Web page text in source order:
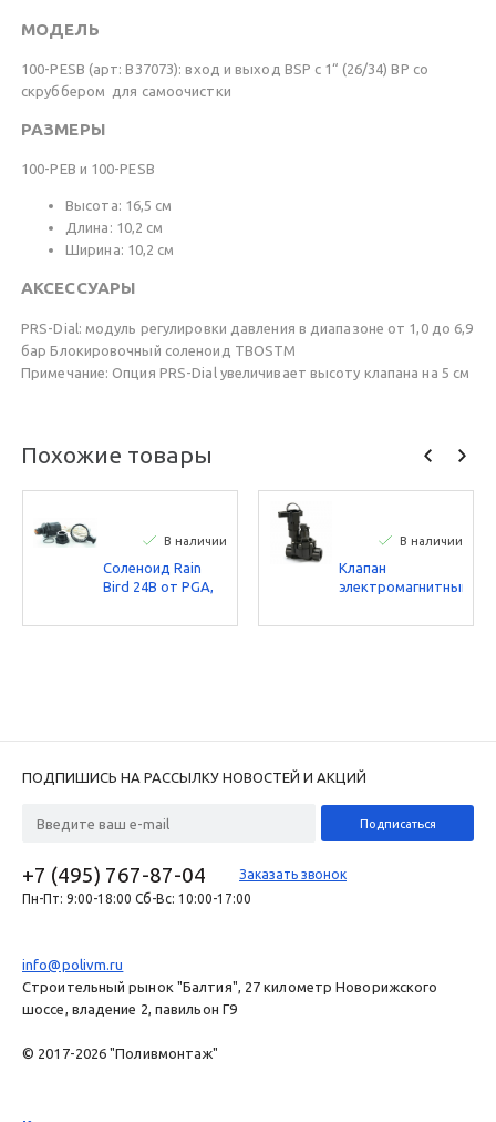
МОДЕЛЬ
100-PESB (арт: B37073): вход и выход BSP с 1“ (26/34) ВР со
скруббером для самоочистки
РАЗМЕРЫ
100-PEB и 100-PESB
Высота: 16,5 см
Длина: 10,2 см
Ширина: 10,2 см
АКСЕССУАРЫ
PRS-Dial: модуль регулировки давления в диапазоне от 1,0 до 6,9
бар Блокировочный соленоид TBOSTМ
Примечание: Опция PRS-Dial увеличивает высоту клапана на 5 см
Похожие товары
В наличии
Соленоид Rain
Bird 24В от PGA,
В наличии
Клапан
электромагнитный
1” ВP 24В
ПОДПИШИСЬ НА РАССЫЛКУ НОВОСТЕЙ И АКЦИЙ
+7 (495) 767-87-04
Заказать звонок
Пн-Пт: 9:00-18:00 Сб-Вс: 10:00-17:00
info@polivm.ru
Строительный рынок "Балтия", 27 километр Новорижского
шоссе, владение 2, павильон Г9
© 2017-2026 "Поливмонтаж"